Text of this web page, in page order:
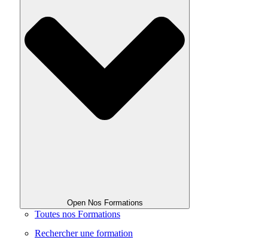
Open Nos Formations
Toutes nos Formations
Rechercher une formation